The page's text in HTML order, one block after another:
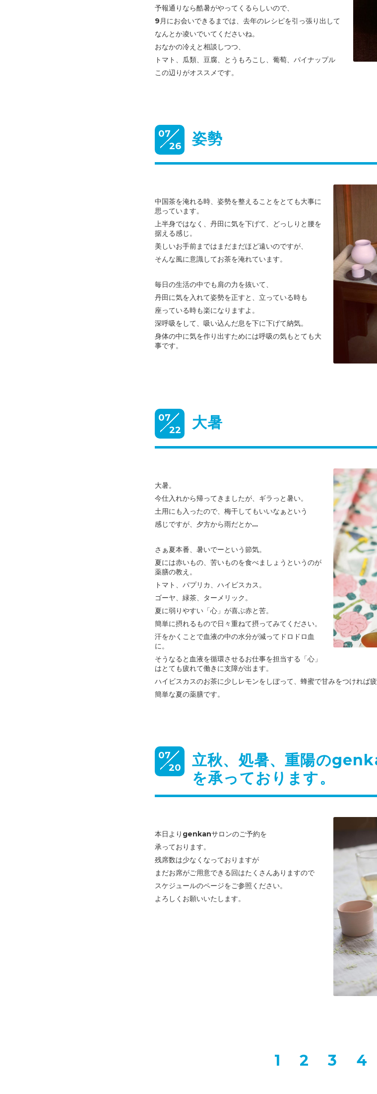
予報通りなら酷暑がやってくるらしいので、
9月にお会いできるまでは、去年のレシピを引っ張り出して
なんとか凌いでいてくださいね。
おなかの冷えと相談しつつ、
トマト、瓜類、豆腐、とうもろこし、葡萄、パイナップル
この辺りがオススメです。
07
26
姿勢
中国茶を淹れる時、姿勢を整えることをとても大事に
思っています。
上半身ではなく、丹田に気を下げて、どっしりと腰を
据える感じ。
美しいお手前まではまだまだほど遠いのですが、
そんな風に意識してお茶を淹れています。
毎日の生活の中でも肩の力を抜いて、
丹田に気を入れて姿勢を正すと、立っている時も
座っている時も楽になりますよ。
深呼吸をして、吸い込んだ息を下に下げて納気。
身体の中に気を作り出すためには呼吸の気もとても大
事です。
07
22
大暑
大暑。
今仕入れから帰ってきましたが、 ギラっと暑い。
土用にも入ったので、梅干してもいいなぁという
感じですが、 夕方から雨だとか...
さぁ夏本番、暑いでーという節気。
夏には赤いもの、苦いものを食べましょうというのが
薬膳の教え。
トマト、パプリカ、ハイビスカス。
ゴーヤ、緑茶、ターメリック。
夏に弱りやすい「心」が喜ぶ赤と苦。
簡単に摂れるもので日々重ねて摂ってみてください。
汗をかくことで血液の中の水分が減ってドロドロ血
に。
そうなると血液を循環させるお仕事を担当する「心」
はとても疲れて働きに支障が出ます。
ハイビスカスのお茶に少しレモンをしぼって、 蜂蜜で甘みをつければ
簡単な夏の薬膳です。
07
20
立秋、処暑、重陽の
を承っております。
本日よりgenkanサロンのご予約を
承っております。
残席数は少なくなっておりますが
まだお席がご用意できる回はたくさんありますので
スケジュールのページをご参照ください。
よろしくお願いいたします。
1 2 3 4